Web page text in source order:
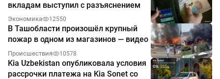
вкладам выступил с разъяснением
Экономика 12550
В Ташобласти произошёл крупный
пожар в одном из магазинов — видео
Происшествия 10578
Kia Uzbekistan опубликовала условия
рассрочки платежа на Kia Sonet со